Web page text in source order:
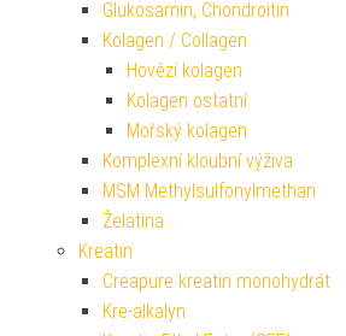
Glukosamin, Chondroitin
Kolagen / Collagen
Hovězí kolagen
Kolagen ostatní
Mořský kolagen
Komplexní kloubní výživa
MSM Methylsulfonylmethan
Želatina
Kreatin
Creapure kreatin monohydrát
Kre-alkalyn